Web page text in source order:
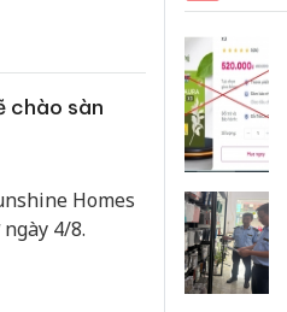
chào sàn
Homes
4/8.
công khai hàng
ngàn sản phẩm
Công an Thanh Hóa